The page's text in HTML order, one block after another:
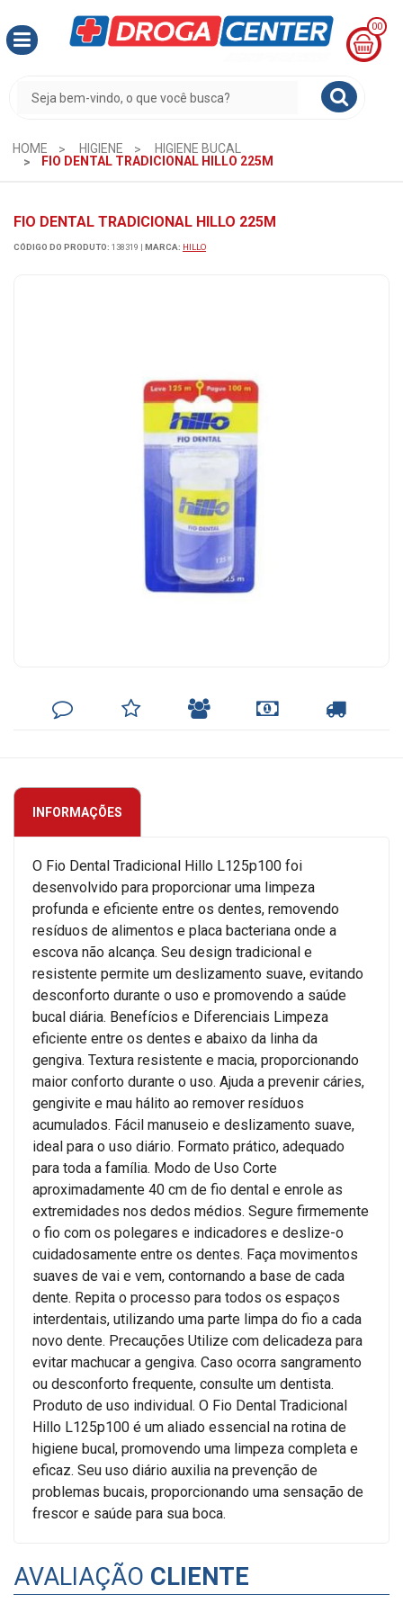
00
CESTA
R$
0,00
HOME HIGIENE
HIGIENE BUCAL
FIO DENTAL TRADICIONAL HILLO 225M
FIO DENTAL TRADICIONAL HILLO 225M
CÓDIGO DO PRODUTO: 138319 | MARCA: HILLO
DEIXE
COMENTÁRIO
MINHA
LISTA
INDIQUE
FORMAS
CALCULAR
FRETE
INFORMAÇÕES
O Fio Dental Tradicional Hillo L125p100 foi
desenvolvido para proporcionar uma limpeza
profunda e eficiente entre os dentes, removendo
resíduos de alimentos e placa bacteriana onde a
escova não alcança. Seu design tradicional e
resistente permite um deslizamento suave, evitando
desconforto durante o uso e promovendo a saúde
bucal diária. Benefícios e Diferenciais Limpeza
eficiente entre os dentes e abaixo da linha da
gengiva. Textura resistente e macia, proporcionando
maior conforto durante o uso. Ajuda a prevenir cáries,
gengivite e mau hálito ao remover resíduos
acumulados. Fácil manuseio e deslizamento suave,
ideal para o uso diário. Formato prático, adequado
para toda a família. Modo de Uso Corte
aproximadamente 40 cm de fio dental e enrole as
extremidades nos dedos médios. Segure firmemente
o fio com os polegares e indicadores e deslize-o
cuidadosamente entre os dentes. Faça movimentos
suaves de vai e vem, contornando a base de cada
dente. Repita o processo para todos os espaços
interdentais, utilizando uma parte limpa do fio a cada
novo dente. Precauções Utilize com delicadeza para
evitar machucar a gengiva. Caso ocorra sangramento
ou desconforto frequente, consulte um dentista.
Produto de uso individual. O Fio Dental Tradicional
Hillo L125p100 é um aliado essencial na rotina de
higiene bucal, promovendo uma limpeza completa e
eficaz. Seu uso diário auxilia na prevenção de
problemas bucais, proporcionando uma sensação de
frescor e saúde para sua boca.
AVALIAÇÃO CLIENTE